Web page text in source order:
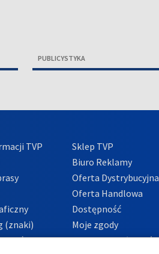
PUBLICYSTYKA
TVP
(znaki)
Sklep TVP
Biuro Reklamy
Oferta Dystrybucyjna
Oferta Handlowa
Dostępność
Moje zgody
Procedura zgłoszeń